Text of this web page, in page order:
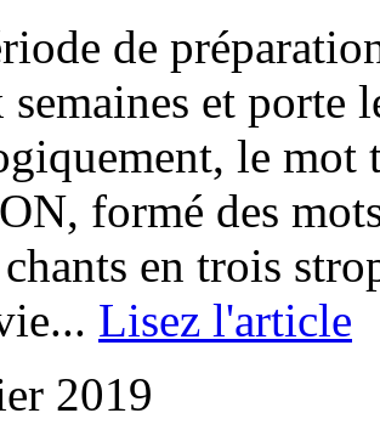
de
et porte
le mot
formé des
en trois
Lisez l'article
2019